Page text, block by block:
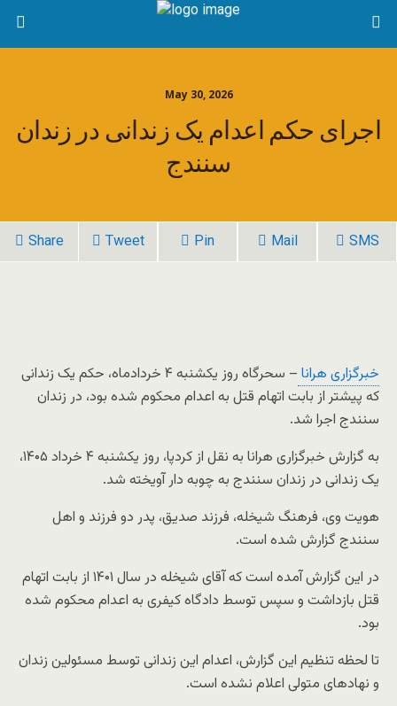
May 30, 2026
اجرای حکم اعدام یک زندانی در زندان
سنندج
Share Tweet Pin Mail SMS
خبرگزاری هرانا
– سحرگاه روز یکشنبه ۴ خردادماه، حکم یک زندانی
که پیشتر از بابت اتهام قتل به اعدام محکوم شده بود، در زندان
سنندج اجرا شد.
به گزارش خبرگزاری هرانا به نقل از کردپا، روز یکشنبه ۴ خرداد ۱۴۰۵،
یک زندانی در زندان سنندج به چوبه دار آویخته شد.
هویت وی، فرهنگ شیخله، فرزند صدیق، پدر دو فرزند و اهل
سنندج گزارش شده است.
در این گزارش آمده است که آقای شیخله در سال ۱۴۰۱ از بابت اتهام
قتل بازداشت و سپس توسط دادگاه کیفری به اعدام محکوم شده
بود.
تا لحظه تنظیم این گزارش، اعدام این زندانی توسط مسئولین زندان
و نهادهای متولی اعلام نشده است.